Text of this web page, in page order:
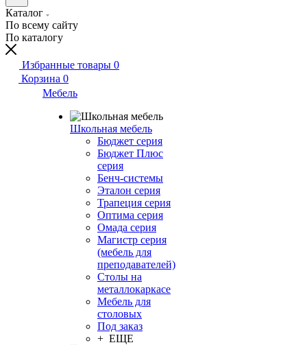
Каталог
По всему сайту
По каталогу
Избранные товары 0
Корзина 0
Мебель
Школьная мебель
Бюджет серия
Бюджет Плюс
серия
Бенч-системы
Эталон серия
Трапеция серия
Оптима серия
Омада серия
Магистр серия
(мебель для
преподавателей)
Столы на
металлокаркасе
Мебель для
столовых
Под заказ
+ ЕЩЕ